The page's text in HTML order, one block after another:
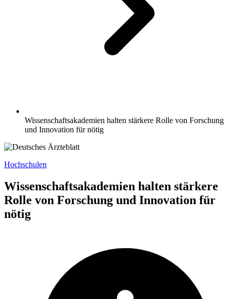
Wissenschaftsakademien halten stärkere Rolle von Forschung
und Innovation für nötig
Hochschulen
Wissenschaftsakademien halten stärkere
Rolle von Forschung und Innovation für
nötig